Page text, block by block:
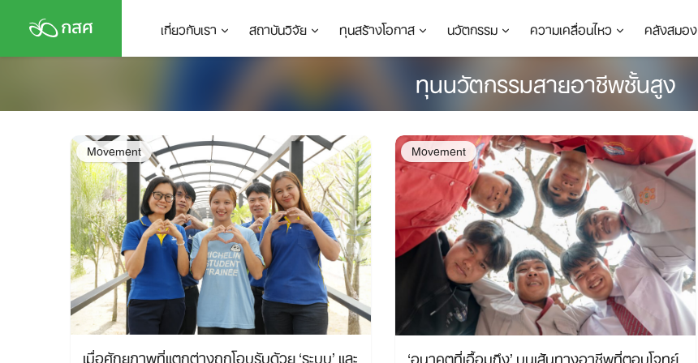
content
เกี่ยวกับเรา สถาบันวิจัย ทุนสร้างโอกาส นวัตกรรม ความเคลื่อนไหว คลังสมอง
ทุนนวัตกรรมสายอาชีพชั้นสูง
Movement
เมื่อศักยภาพที่แตกต่างถูกโอบรับด้วย ‘ระบบ’ และ
Movement
‘อนาคตที่เอื้อมถึง’ บนเส้นทางอาชีพที่ตอบโจทย์